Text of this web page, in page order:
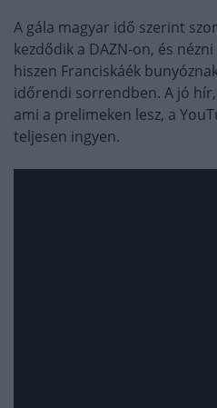
A gála magyar idő szerint
kezdődik a DAZN-on, és
hiszen Franciskáék
időrendi sorrendben. A jó
ami a prelimeken lesz, a
teljesen ingyen.